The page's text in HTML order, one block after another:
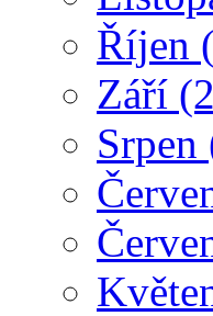
Říjen
Září
Srpen